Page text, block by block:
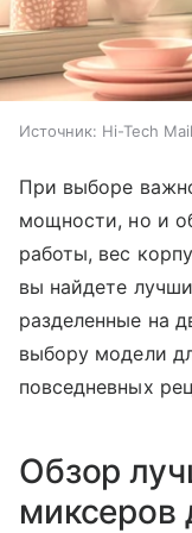
Источник: Hi-Tech Mail
При выборе
мощности, но и
работы, вес
вы найдете
разделенные на
выбору модели
повседневных
Обзор
миксеров